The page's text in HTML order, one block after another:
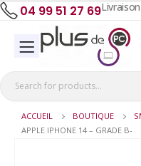
04 99 51 27 69
ACCUEIL BOUTIQUE
APPLE IPHONE 14 – GRADE B-